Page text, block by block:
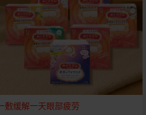
敷缓解一天眼部疲劳